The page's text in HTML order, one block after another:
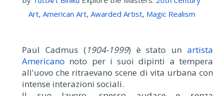
Art, American Art, Awarded Artist, Magic Realism
Paul Cadmus (1904-1999) è stato unartista
Americano noto per i suoi dipinti a tempera
all'uovo che ritraevano scene di vita urbana con
intense interazioni sociali.